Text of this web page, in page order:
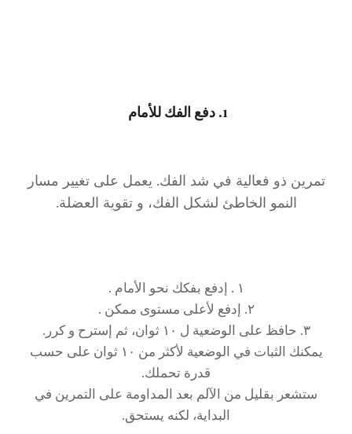
1. دفع الفك للأمام
تمرين ذو فعالية في شد الفك. يعمل على تغيير مسار
النمو الخاطئ لشكل الفك، و تقوية العضلة.
١ . إدفع بفكك نحو الأمام .
٢. إدفع لأعلى مستوى ممكن .
٣. حافظ على الوضعية ل ١٠ ثوان، ثم إسترح و كرر.
يمكنك الثبات في الوضعية لأكثر من ١٠ ثوان على حسب
قدرة تحملك.
ستشعر بقليل من الآلم بعد المداومة على التمرين في
البداية، لكنه يستحق.